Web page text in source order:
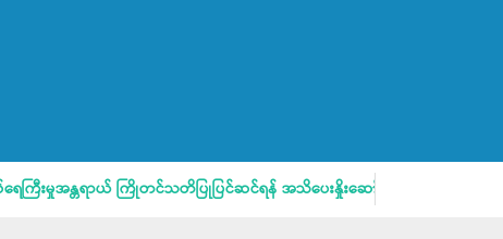
ကြီးမှုအန္တရာယ် ကြိုတင်သတိပြုပြင်ဆင်ရန် အသိပေးနှိုးဆော်ချက်